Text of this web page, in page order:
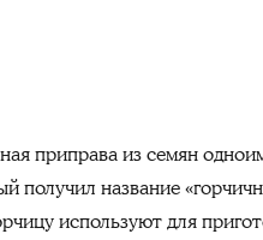
приправа из семян
получил название
используют для